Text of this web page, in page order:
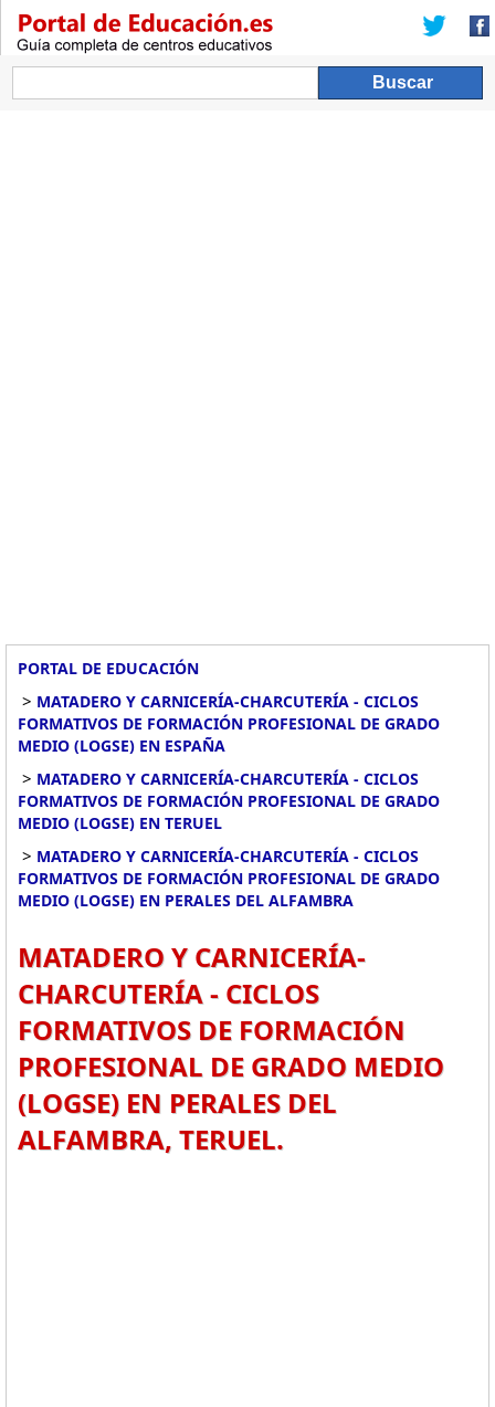
PORTAL DE EDUCACIÓN
> MATADERO Y CARNICERÍA-CHARCUTERÍA - CICLOS
FORMATIVOS DE FORMACIÓN PROFESIONAL DE GRADO
MEDIO (LOGSE) EN ESPAÑA
> MATADERO Y CARNICERÍA-CHARCUTERÍA - CICLOS
FORMATIVOS DE FORMACIÓN PROFESIONAL DE GRADO
MEDIO (LOGSE) EN TERUEL
> MATADERO Y CARNICERÍA-CHARCUTERÍA - CICLOS
FORMATIVOS DE FORMACIÓN PROFESIONAL DE GRADO
MEDIO (LOGSE) EN PERALES DEL ALFAMBRA
MATADERO Y CARNICERÍA-
CHARCUTERÍA - CICLOS
FORMATIVOS DE FORMACIÓN
PROFESIONAL DE GRADO MEDIO
(LOGSE) EN PERALES DEL
ALFAMBRA, TERUEL.